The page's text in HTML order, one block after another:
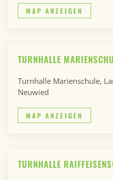
MAP ANZEIGEN
TURNHALLE
Turnhalle Marienschule,
Neuwied
MAP ANZEIGEN
TURNHALLE